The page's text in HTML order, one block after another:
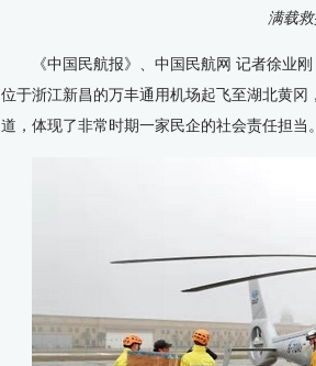
满载
《中国民航报》、中国民航网 记者徐业
位于浙江新昌的万丰通用机场起飞至湖北黄
道，体现了非常时期一家民企的社会责任担当。